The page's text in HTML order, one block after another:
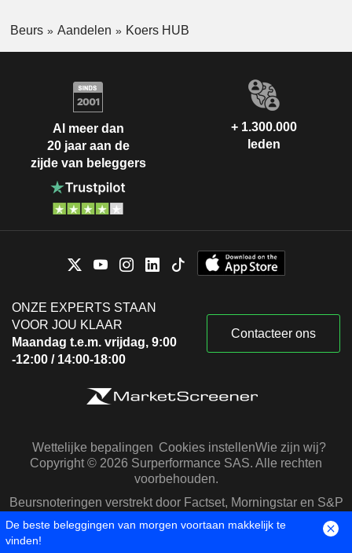
Beurs Aandelen Koers HUB
Al meer dan
20 jaar aan de
zijde van beleggers
+ 1.300.000
leden
ONZE EXPERTS STAAN
VOOR JOU KLAAR
Maandag t.e.m. vrijdag, 9:00
-12:00 / 14:00-18:00
Contacteer ons
Wettelijke bepalingen Cookies instellenWie zijn wij?
Copyright © 2026 Surperformance SAS. Alle rechten
voorbehouden.
Beursnoteringen verstrekt door Factset, Morningstar en S&P
De beste beleggingen van morgen voortaan makkelijk te
vinden!